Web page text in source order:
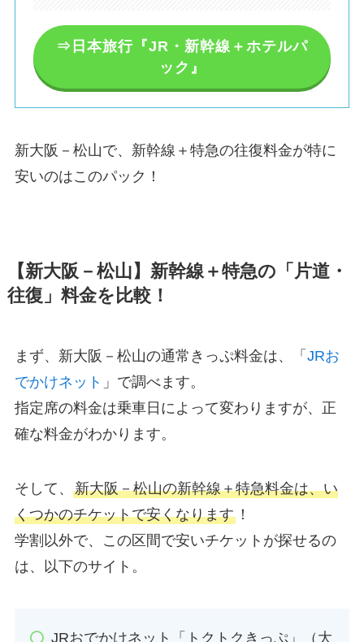
⇒日本旅行『JR・新幹線＋ホテルパ
ック』
新大阪－松山で、新幹線＋特急の往復料金が特に
安いのはこのパック！
【新大阪－松山】新幹線＋特急の「片道・
往復」料金を比較！
まず、新大阪－松山の通常きっぷ料金は、「 JRお
でかけネット 」で調べます。
指定席の料金は乗車日によって変わりますが、正
確な料金がわかります。
そして、 新大阪－松山の新幹線＋特急料金は、い
くつかのチケットで安くなります！
学割以外で、この区間で安いチケットが探せるの
は、以下のサイト。
JRおでかけネット「トクトクきっぷ」（大